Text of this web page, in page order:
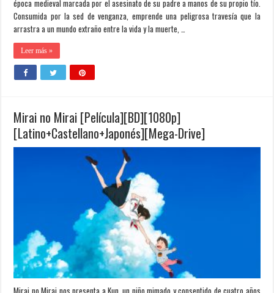
época medieval marcada por el asesinato de su padre a manos de su propio tío.
Consumida por la sed de venganza, emprende una peligrosa travesía que la
arrastra a un mundo extraño entre la vida y la muerte, …
Leer más »
Mirai no Mirai [Película][BD][1080p]
[Latino+Castellano+Japonés][Mega-Drive]